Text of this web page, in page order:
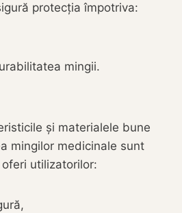
protecția împotriva:
mingii.
și materialele bune
mingilor medicinale sunt
utilizatorilor: